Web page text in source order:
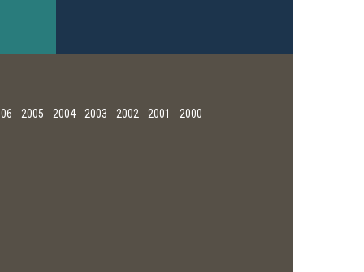
2005 2004 2003 2002 2001
2000